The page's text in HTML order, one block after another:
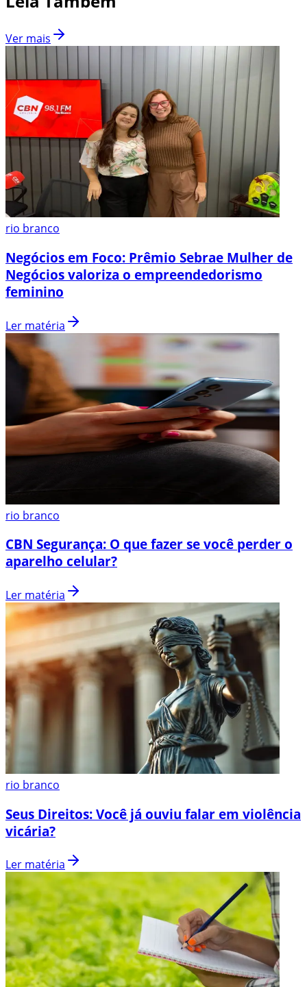
Ver mais
rio branco
Negócios em Foco: Prêmio Sebrae Mulher de
Negócios valoriza o empreendedorismo
feminino
Ler matéria
rio branco
CBN Segurança: O que fazer se você perder o
aparelho celular?
Ler matéria
rio branco
Seus Direitos: Você já ouviu falar em violência
vicária?
Ler matéria